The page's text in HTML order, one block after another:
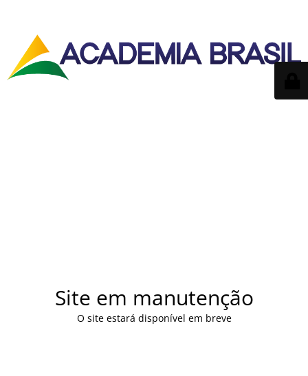
Site em manutenção
O site estará disponível em breve